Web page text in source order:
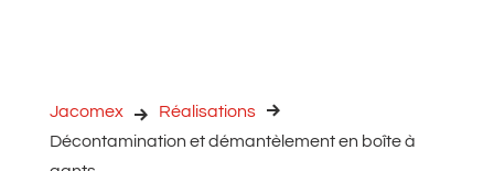
Jacomex
Réalisations
Décontamination et démantèlement en boîte à